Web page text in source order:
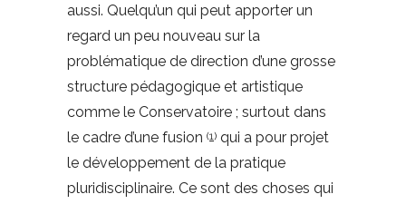
aussi. Quelqu’un qui peut apporter un
regard un peu nouveau sur la
problématique de direction d’une grosse
structure pédagogique et artistique
comme le Conservatoire ; surtout dans
le cadre d’une fusion (1) qui a pour projet
le développement de la pratique
pluridisciplinaire. Ce sont des choses qui